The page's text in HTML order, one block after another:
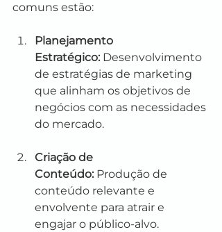
comuns estão:
Planejamento
Estratégico: Desenvolvimento
de estratégias de marketing
que alinham os objetivos de
negócios com as necessidades
do mercado.
Criação de
Conteúdo: Produção de
conteúdo relevante e
envolvente para atrair e
engajar o público-alvo.